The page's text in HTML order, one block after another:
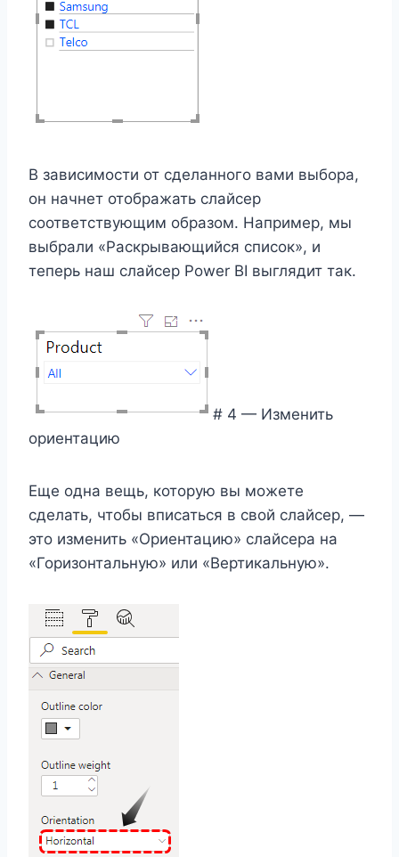
В зависимости от сделанного вами выбора,
он начнет отображать слайсер
соответствующим образом. Например, мы
выбрали «Раскрывающийся список», и
теперь наш слайсер Power BI выглядит так.
# 4 — Изменить
ориентацию
Еще одна вещь, которую вы можете
сделать, чтобы вписаться в свой слайсер, —
это изменить «Ориентацию» слайсера на
«Горизонтальную» или «Вертикальную».